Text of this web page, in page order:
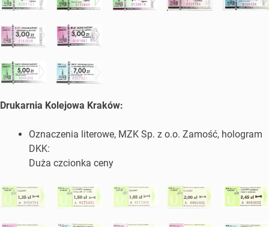
Drukarnia Kolejowa Kraków:
Oznaczenia literowe, MZK Sp. z o.o. Zamość, hologram
DKK:
Duża czcionka ceny